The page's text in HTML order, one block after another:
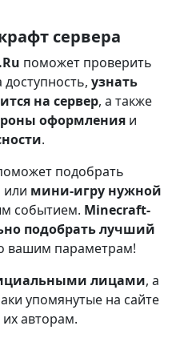
сервера
поможет проверить
узнать
на сервер, а также
оформления и
.
подобрать
или мини-игру нужной
событием. Minecraft-
подобрать лучший
вашим параметрам!
лицами, а
упомянутые на сайте
авторам.